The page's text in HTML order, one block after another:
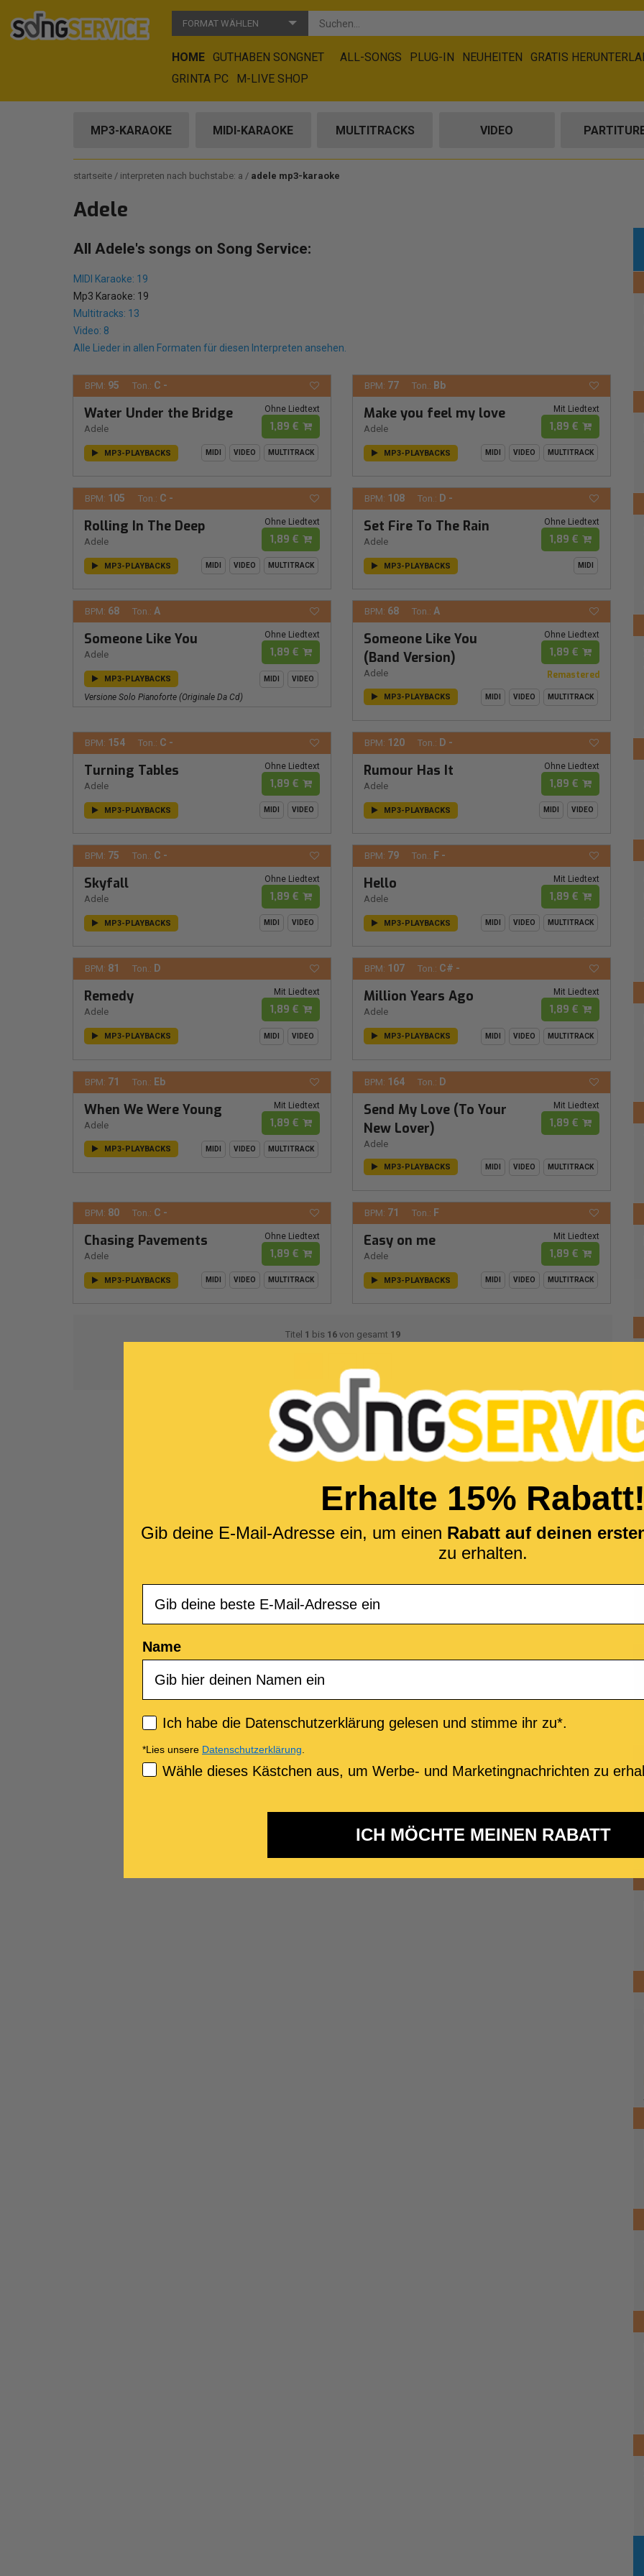
FORMAT WÄHLEN
HOME GUTHABEN SONGNET ALL-SONGS PLUG-IN NEUHEITEN
GRATIS
GRINTA PC
M-LIVE SHOP
MP3-KARAOKE MIDI-KARAOKE MULTITRACKS VIDEO
startseite interpreten nach buchstabe: a adele mp3-karaoke
Adele
All Adele's songs on Song Service:
MIDI Karaoke: 19
Mp3 Karaoke: 19
Multitracks: 13
Video: 8
Alle Lieder in allen Formaten für diesen Interpreten ansehen.
BPM: 95 Ton.: C -
Water Under the Bridge
Adele
Ohne Liedtext
1,89 €
MP3-PLAYBACKS MIDI VIDEO MULTITRACK
BPM: 77 Ton.: Bb
Make you feel my love
Adele
Mit Liedtext
1,89 €
MP3-PLAYBACKS MIDI VIDEO MULTITRACK
BPM: 105 Ton.: C -
Rolling In The Deep
Adele
Ohne Liedtext
1,89 €
MP3-PLAYBACKS MIDI VIDEO MULTITRACK
BPM: 108 Ton.: D -
Set Fire To The Rain
Adele
Ohne Liedtext
1,89 €
MP3-PLAYBACKS MIDI
BPM: 68 Ton.: A
Someone Like You
Adele
Ohne Liedtext
1,89 €
MP3-PLAYBACKS MIDI VIDEO
Versione Solo Pianoforte (originale Da Cd)
BPM: 68 Ton.: A
Someone Like You
(Band Version)
Adele
Ohne Liedtext
1,89 €
Remastered
MP3-PLAYBACKS MIDI VIDEO MULTITRACK
BPM: 154 Ton.: C -
Turning Tables
Adele
Ohne Liedtext
1,89 €
MP3-PLAYBACKS MIDI VIDEO
BPM: 120 Ton.: D -
Rumour Has It
Adele
Ohne Liedtext
1,89 €
MP3-PLAYBACKS MIDI VIDEO
BPM: 75 Ton.: C -
Skyfall
Adele
Ohne Liedtext
1,89 €
MP3-PLAYBACKS MIDI VIDEO
BPM: 79 Ton.: F -
Hello
Adele
Mit Liedtext
1,89 €
MP3-PLAYBACKS MIDI VIDEO MULTITRACK
BPM: 81 Ton.: D
Remedy
Adele
Mit Liedtext
1,89 €
MP3-PLAYBACKS MIDI VIDEO
BPM: 107 Ton.: C# -
Million Years Ago
Adele
Mit Liedtext
1,89 €
MP3-PLAYBACKS MIDI VIDEO MULTITRACK
BPM: 71 Ton.: Eb
When We Were Young
Adele
Mit Liedtext
1,89 €
MP3-PLAYBACKS MIDI VIDEO MULTITRACK
BPM: 164 Ton.: D
Send My Love (To Your
New Lover)
Adele
Mit Liedtext
1,89 €
MP3-PLAYBACKS MIDI VIDEO MULTITRACK
BPM: 80 Ton.: C -
Chasing Pavements
Adele
Ohne Liedtext
1,89 €
MP3-PLAYBACKS MIDI VIDEO MULTITRACK
BPM: 71 Ton.: F
Easy on me
Adele
Mit Liedtext
1,89 €
MP3-PLAYBACKS MIDI VIDEO MULTITRACK
Titel 1 bis 16 von gesamt 19
2
Erhalte 15% Rabatt!
Gib deine E-Mail-Adresse ein, um einen Rabatt auf deinen
zu erhalten.
Name
Privacy policy
Ich habe die Datenschutzerklärung gelesen und stimme ihr zu*.
*Lies unsere Datenschutzerklärung.
Consenso Marketing
Wähle dieses Kästchen aus, um Werbe- und Marketingnachrichten zu
ICH MÖCHTE MEINEN RABATT